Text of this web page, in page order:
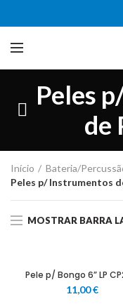
Peles
de
Início Bateria/
Peles p/ Instrumentos
MOSTRAR BARRA
Pele p/ Bongo 6” LP
11,00€